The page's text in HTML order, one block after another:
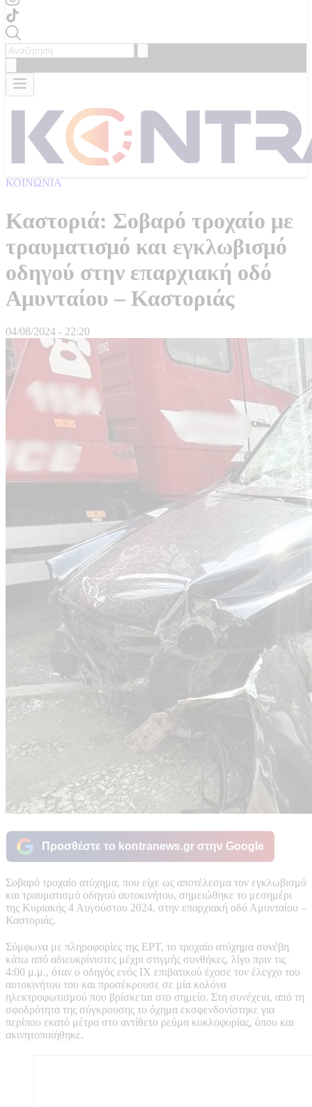
ΚΟΙΝΩΝΙΑ
Καστοριά: Σοβαρό τροχαίο με
τραυματισμό και εγκλωβισμό
οδηγού στην επαρχιακή οδό
Αμυνταίου – Καστοριάς
04/08/2024 - 22:20
Προσθέστε το kontranews.gr στην Google
Σοβαρό τροχαίο ατύχημα, που είχε ως αποτέλεσμα τον εγκλωβισμό
και τραυματισμό οδηγού αυτοκινήτου, σημειώθηκε το μεσημέρι
της Κυριακής 4 Αυγούστου 2024, στην επαρχιακή οδό Αμυνταίου –
Καστοριάς.
Σύμφωνα με πληροφορίες της ΕΡΤ, το τροχαίο ατύχημα συνέβη
κάτω από αδιευκρίνιστες μέχρι στιγμής συνθήκες, λίγο πριν τις
4:00 μ.μ., όταν ο οδηγός ενός ΙΧ επιβατικού έχασε τον έλεγχο του
αυτοκινήτου του και προσέκρουσε σε μία κολόνα
ηλεκτροφωτισμού που βρίσκεται στο σημείο. Στη συνέχεια, από τη
σφοδρότητα της σύγκρουσης το όχημα εκσφενδονίστηκε για
περίπου εκατό μέτρα στο αντίθετο ρεύμα κυκλοφορίας, όπου και
ακινητοποιήθηκε.